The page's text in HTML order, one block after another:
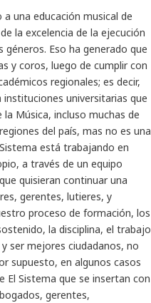
una educación musical de
la excelencia de la ejecución
Eso ha generado que
y coros, luego de cumplir con
regionales; es decir,
universitarias que
Música, incluso muchas de
del país, mas no es una
está trabajando en
a través de un equipo
quisieran continuar una
gerentes, lutieres, y
proceso de formación, los
la disciplina, el trabajo
ser mejores ciudadanos, no
supuesto, en algunos casos
Sistema que se insertan con
gerentes,